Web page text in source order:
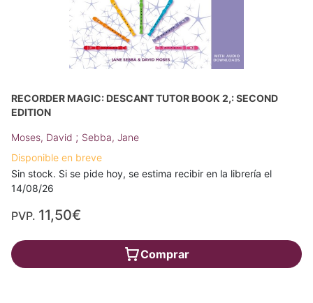
RECORDER MAGIC: DESCANT TUTOR BOOK 2,: SECOND
EDITION
Moses, David ; Sebba, Jane
Disponible en breve
Sin stock. Si se pide hoy, se estima recibir en la librería el
14/08/26
PVP. 11,50€
Comprar